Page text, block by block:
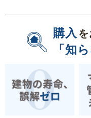
購入
「知